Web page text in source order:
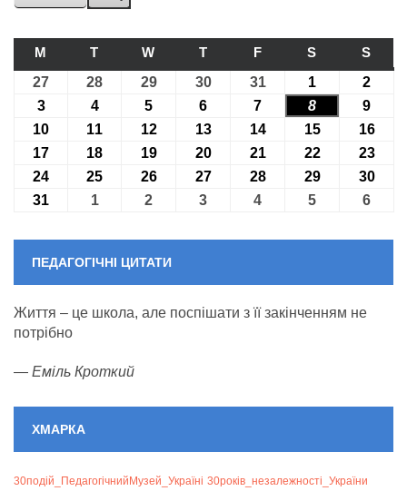
M ПОНЕДІЛОК
T ВІВТОРОК
W СЕРЕДА
TЧЕТВЕР
FП’ЯТНИЦЯ
S СУБОТА
S
27 27.07.2026
28 28.07.2026
2929.07.2026
3030.07.2026
3131.07.2026
1 01.08.2026
2
303.08.2026
404.08.2026
5 05.08.2026
6 06.08.2026
7 07.08.2026
8 08.08.2026
9
10 10.08.2026
11 11.08.2026
1212.08.2026
1313.08.2026
1414.08.2026
1515.08.2026
16
17 17.08.2026
18 18.08.2026
1919.08.2026
2020.08.2026
2121.08.2026
2222.08.2026
23
24 24.08.2026
25 25.08.2026
2626.08.2026
2727.08.2026
2828.08.2026
2929.08.2026
30
31 31.08.2026
101.09.2026
2 02.09.2026
3 03.09.2026
4 04.09.2026
5 05.09.2026
6
ПЕДАГОГІЧНІ ЦИТАТИ
Життя – це школа, але поспішати з її закінченням не
потрібно
— Еміль Кроткий
ХМАРКА
30подій_ПедагогічнийМузей_Україні 30років_незалежності_України